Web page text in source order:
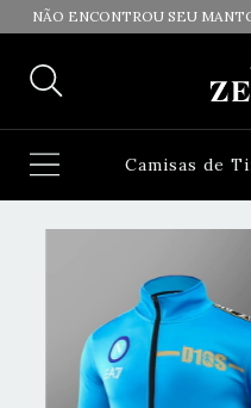
NÃO ENCONTROU SEU
Camisas de